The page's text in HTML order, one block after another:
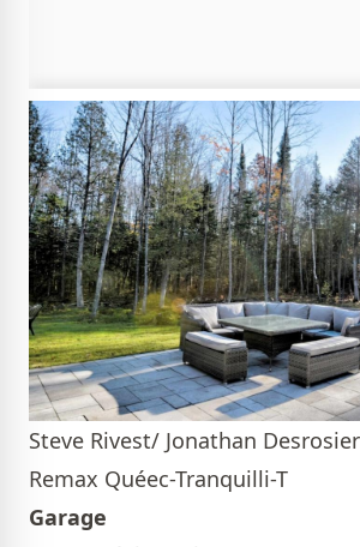
Steve Rivest/ Jonathan
Remax Quéec-Tranquilli-T
Garage